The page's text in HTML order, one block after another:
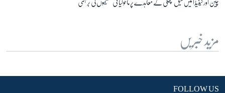
چین اور کینیڈا میں سیل مچھلی کے معاہدے پر ماحولیاتی تنظیموں کی برہمی
مزید خبریں
FOLLOW US